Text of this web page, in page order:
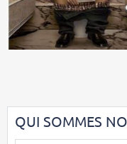
QUI SOMMES